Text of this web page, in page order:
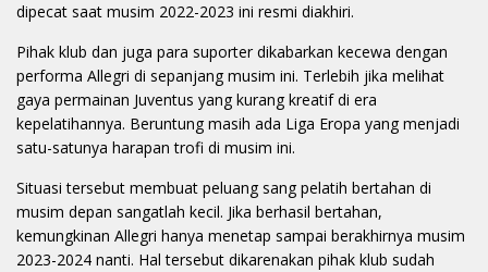
dipecat saat musim 2022-2023 ini resmi diakhiri.
Pihak klub dan juga para suporter dikabarkan kecewa dengan
performa Allegri di sepanjang musim ini. Terlebih jika melihat
gaya permainan Juventus yang kurang kreatif di era
kepelatihannya. Beruntung masih ada Liga Eropa yang menjadi
satu-satunya harapan trofi di musim ini.
Situasi tersebut membuat peluang sang pelatih bertahan di
musim depan sangatlah kecil. Jika berhasil bertahan,
kemungkinan Allegri hanya menetap sampai berakhirnya musim
2023-2024 nanti. Hal tersebut dikarenakan pihak klub sudah